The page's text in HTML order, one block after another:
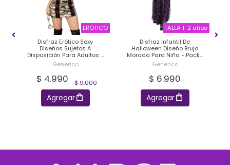
ERÓTICO
Disfraz Erótico Sexy
Diseños Sujetos A
Disposición Para Adultos -
Pack 1 Unidad
Generico
$ 9.000
$ 4.990
Agregar
TALLA 1-2 años
Disfraz Infantil De
Halloween Diseño Bruja
Morada Para Niña - Pack 1
Unidad
Generico
$ 6.990
Agregar